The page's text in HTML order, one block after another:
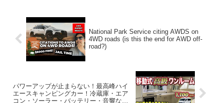
National Park Service citing AWDS on
4WD roads (is this the end for AWD off-
road?)
パワーアップが止まらない！最高峰ハイ
エースキャンピングカー！冷蔵庫・エア
コン・ソーラー・バッテリー・音響な